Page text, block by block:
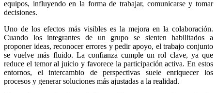
equipos, influyendo en la forma de trabajar, comunicarse y tomar
decisiones.
Uno de los efectos más visibles es la mejora en la colaboración.
Cuando los integrantes de un grupo se sienten habilitados a
proponer ideas, reconocer errores y pedir apoyo, el trabajo conjunto
se vuelve más fluido. La confianza cumple un rol clave, ya que
reduce el temor al juicio y favorece la participación activa. En estos
entornos, el intercambio de perspectivas suele enriquecer los
procesos y generar soluciones más ajustadas a la realidad.